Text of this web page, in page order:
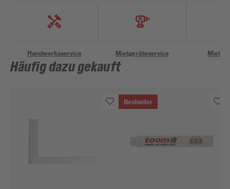
Handwerksservice Mietgeräteservice
Häufig dazu gekauft
Bestseller